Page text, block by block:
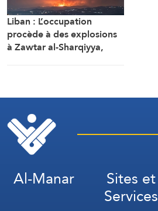
Liban : L’occupation
procède à des explosions
à Zawtar al-Sharqiyya,
Al-Manar Sites et
Services